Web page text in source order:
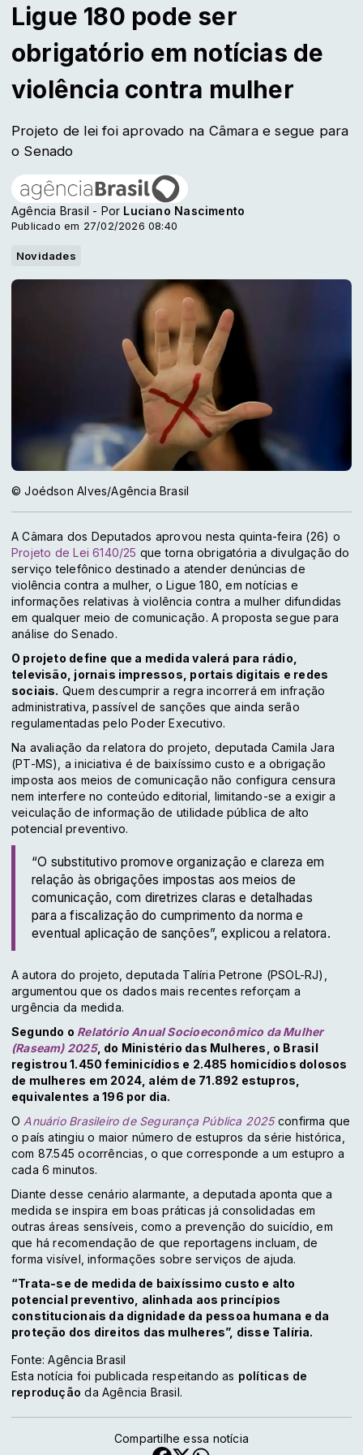
Ligue 180 pode ser
obrigatório em notícias de
violência contra mulher
Projeto de lei foi aprovado na Câmara e segue para
o Senado
Agência Brasil - Por Luciano Nascimento
Publicado em 27/02/2026 08:40
Novidades
© Joédson Alves/Agência Brasil
A Câmara dos Deputados aprovou nesta quinta-feira (26) o
Projeto de Lei 6140/25 que torna obrigatória a divulgação do
serviço telefônico destinado a atender denúncias de
violência contra a mulher, o Ligue 180, em notícias e
informações relativas à violência contra a mulher difundidas
em qualquer meio de comunicação. A proposta segue para
análise do Senado.
O projeto define que a medida valerá para rádio,
televisão, jornais impressos, portais digitais e redes
sociais. Quem descumprir a regra incorrerá em infração
administrativa, passível de sanções que ainda serão
regulamentadas pelo Poder Executivo.
Na avaliação da relatora do projeto, deputada Camila Jara
(PT-MS), a iniciativa é de baixíssimo custo e a obrigação
imposta aos meios de comunicação não configura censura
nem interfere no conteúdo editorial, limitando-se a exigir a
veiculação de informação de utilidade pública de alto
potencial preventivo.
“O substitutivo promove organização e clareza em
relação às obrigações impostas aos meios de
comunicação, com diretrizes claras e detalhadas
para a fiscalização do cumprimento da norma e
eventual aplicação de sanções”, explicou a relatora.
A autora do projeto, deputada Talíria Petrone (PSOL-RJ),
argumentou que os dados mais recentes reforçam a
urgência da medida.
Segundo o Relatório Anual Socioeconômico da Mulher
(Raseam) 2025, do Ministério das Mulheres, o Brasil
registrou 1.450 feminicídios e 2.485 homicídios dolosos
de mulheres em 2024, além de 71.892 estupros,
equivalentes a 196 por dia.
O Anuário Brasileiro de Segurança Pública 2025confirma que
o país atingiu o maior número de estupros da série histórica,
com 87.545 ocorrências, o que corresponde a um estupro a
cada 6 minutos.
Diante desse cenário alarmante, a deputada aponta que a
medida se inspira em boas práticas já consolidadas em
outras áreas sensíveis, como a prevenção do suicídio, em
que há recomendação de que reportagens incluam, de
forma visível, informações sobre serviços de ajuda.
“Trata-se de medida de baixíssimo custo e alto
potencial preventivo, alinhada aos princípios
constitucionais da dignidade da pessoa humana e da
proteção dos direitos das mulheres”, disse Talíria.
Fonte: Agência Brasil
Esta notícia foi publicada respeitando as políticas de
reprodução da Agência Brasil.
Compartilhe essa notícia